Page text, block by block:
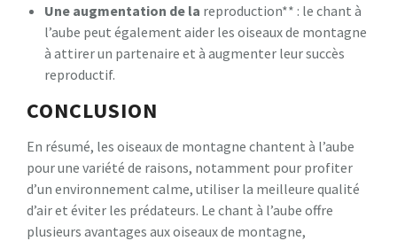
Une augmentation de la reproduction** : le chant à
l’aube peut également aider les oiseaux de montagne
à attirer un partenaire et à augmenter leur succès
reproductif.
CONCLUSION
En résumé, les oiseaux de montagne chantent à l’aube
pour une variété de raisons, notamment pour profiter
d’un environnement calme, utiliser la meilleure qualité
d’air et éviter les prédateurs. Le chant à l’aube offre
plusieurs avantages aux oiseaux de montagne,